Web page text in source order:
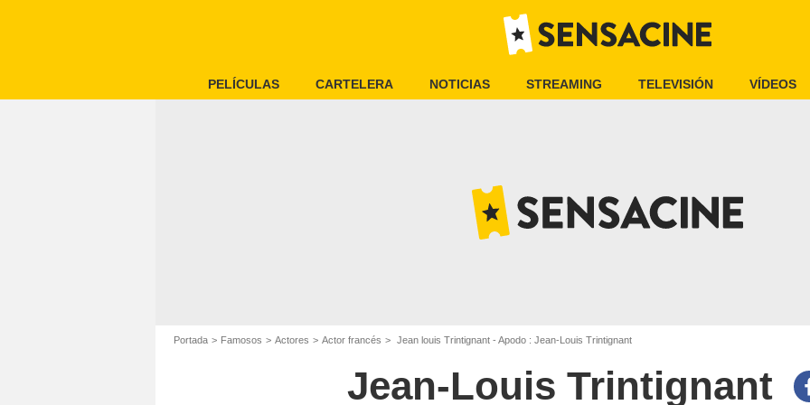
PELÍCULAS CARTELERA NOTICIAS STREAMING TELEVISIÓN VÍDEOS
Portada Famosos Actores Actor francés Jean louis Trintignant - Apodo : Jean-Louis Trintignant
Jean-Louis Trintignant